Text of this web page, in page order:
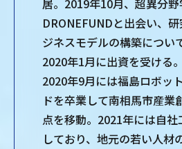
居。2019年10月、超異分
DRONEFUNDと出会い、
ジネスモデルの構築につい
2020年1月に出資を受ける。
2020年9月には福島ロボッ
ドを卒業して南相馬市産業
点を移動。2021年には自
しており、地元の若い人材